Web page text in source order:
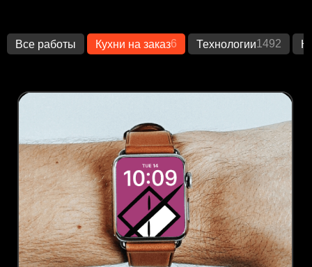
Все работы Кухни на заказ6 Технологии1492